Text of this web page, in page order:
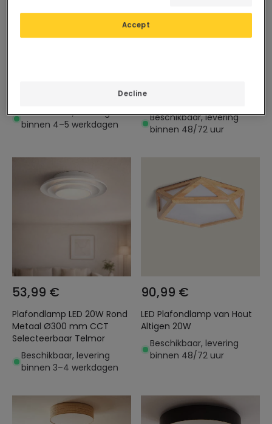
Plafondlamp van Glas Nova
Beschikbaar, levering
binnen 4–5 werkdagen
Selecteerbaar Kayu
Beschikbaar, levering
binnen 48/72 uur
53,99 €
Plafondlamp LED 20W Rond
Metaal Ø300 mm CCT
Selecteerbaar Telmor
Beschikbaar, levering
binnen 3–4 werkdagen
90,99 €
LED Plafondlamp van Hout
Altigen 20W
Beschikbaar, levering
binnen 48/72 uur
Decline
Accept